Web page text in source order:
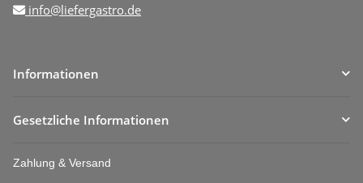
info@liefergastro.de
Informationen
Gesetzliche Informationen
Zahlung & Versand